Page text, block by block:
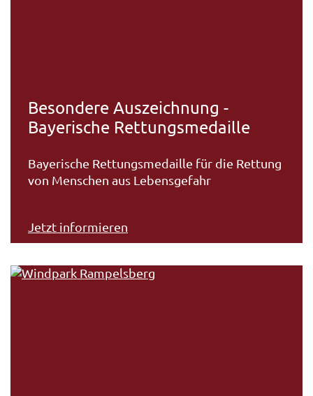
Besondere Auszeichnung -
Bayerische Rettungsmedaille
Bayerische Rettungsmedaille für die Rettung
von Menschen aus Lebensgefahr
Jetzt informieren